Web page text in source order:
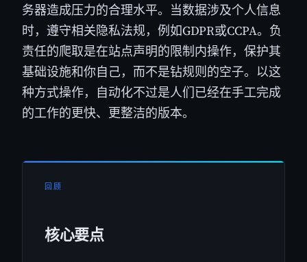
务器造成压力的合理水平。当数据涉及个人信息
时，遵守相关隐私法规，例如GDPR或CCPA。负
责任的爬取是在站点声明的限制内操作，保护其
基础设施和你自己，而不是钻规则的空子。以这
种方式操作，自动化不过是人们已经在手工完成
的工作的更快、更整洁的版本。
回顾
核心要点